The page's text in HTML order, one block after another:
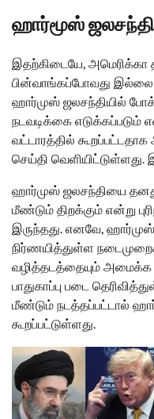
ஹார்மூஸ்
இதற்கிடையே, அமெரிக்கா
பின்வாங்கப்போவது இல்லை
ஹார்முஸ் ஜலசந்தியில்
நடவடிக்கை எடுக்கப்படும்
வட்டாரத்தில்
செய்தி வெளியிட்டுள்ளது.
ஹார்முஸ் ஜலசந்தியை
மீண்டும் திறக்கும் என்று
இருந்தது. எனவே,
நிர்ணயித்துள்ள
வழித்தடத்தையும் அமைக்க
பாதுகாப்பு படை
மீண்டும் நடத்தப்பட்டால்
கூறப்பட்டுள்ளது.